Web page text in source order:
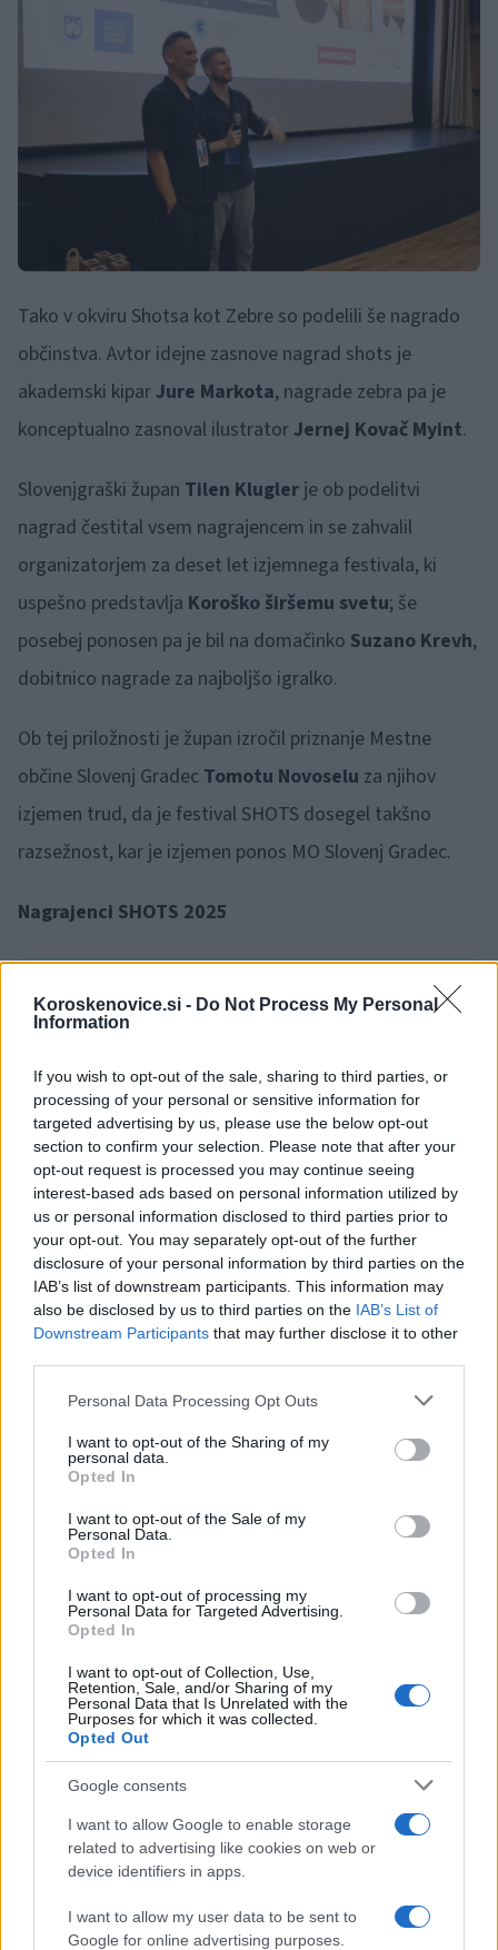
Koroskenovice.si - Do Not Process My Personal
Information
If you wish to opt-out of the sale, sharing to third parties, or
processing of your personal or sensitive information for
targeted advertising by us, please use the below opt-out
section to confirm your selection. Please note that after your
opt-out request is processed you may continue seeing
interest-based ads based on personal information utilized by
us or personal information disclosed to third parties prior to
your opt-out. You may separately opt-out of the further
disclosure of your personal information by third parties on the
IAB’s list of downstream participants. This information may
also be disclosed by us to third parties on the IAB’s List of
Downstream Participants that may further disclose it to other
Please note that this website/app uses one or more Google
not limited to your visit or usage behaviour. You may click to
grant or deny consent to Google and its third-party tags to
use your data for below specified purposes in below Google
consent section.
Personal Data Processing Opt Outs
I want to opt-out of the Sharing of my
personal data.
Opted In
I want to opt-out of the Sale of my
Personal Data.
Opted In
I want to opt-out of processing my
Personal Data for Targeted Advertising.
Opted In
I want to opt-out of Collection, Use,
Retention, Sale, and/or Sharing of my
Personal Data that Is Unrelated with the
Purposes for which it was collected.
Opted Out
Google consents
I want to allow Google to enable storage
related to advertising like cookies on web or
device identifiers in apps.
I want to allow my user data to be sent to
Google for online advertising purposes.
Tako v okviru Shotsa kot Zebre so podelili še nagrado
občinstva. Avtor idejne zasnove nagrad shots je
akademski kipar Jure Markota, nagrade zebra pa je
konceptualno zasnoval ilustrator Jernej Kovač Myint.
Slovenjgraški župan Tilen Klugler je ob podelitvi
nagrad čestital vsem nagrajencem in se zahvalil
organizatorjem za deset let izjemnega festivala, ki
uspešno predstavlja Koroško širšemu svetu; še
posebej ponosen pa je bil na domačinko Suzano Krevh,
dobitnico nagrade za najboljšo igralko.
Ob tej priložnosti je župan izročil priznanje Mestne
občine Slovenj Gradec Tomotu Novoselu za njihov
izjemen trud, da je festival SHOTS dosegel takšno
razsežnost, kar je izjemen ponos MO Slovenj Gradec.
Nagrajenci SHOTS 2025
Preizkusi zdaj
MENTOR,režiserskaTinkara Klipšteter)-
Slovenija
Najboljši moški igralec:Mathieu Lourdel (film
DOUZE/DVANAJST, režiserkaHannah Katharina
Weissenborn)- Nemčija
Najboljši študentski film: PRAEIS/VSE BO MINILO,
režiserDovydas Drakšas- Litva
Najboljša fotografija: PRAEIS/VSE BO MINILO,
režiserDovydas Drakšas- Litva
Najboljša zgodba: THE NIGHT INSIDE/TEMNA
NOČ,režiser
Najboljši dokumentarec
HEIRLOOM/BABIŠČINA,
režiserska
Najboljši film festivala:DOUZE/DVANAJST,
Nemčija
Nagrada občinstva(SHOTS):Babiščina
Nagrajenci ZEBRA 2025:
Mednarodna žirija v sestavi Martin Draksler
David Fidalgo Omil
Hitesh Liya(IND) so podelili tri enakovredne nagrade: